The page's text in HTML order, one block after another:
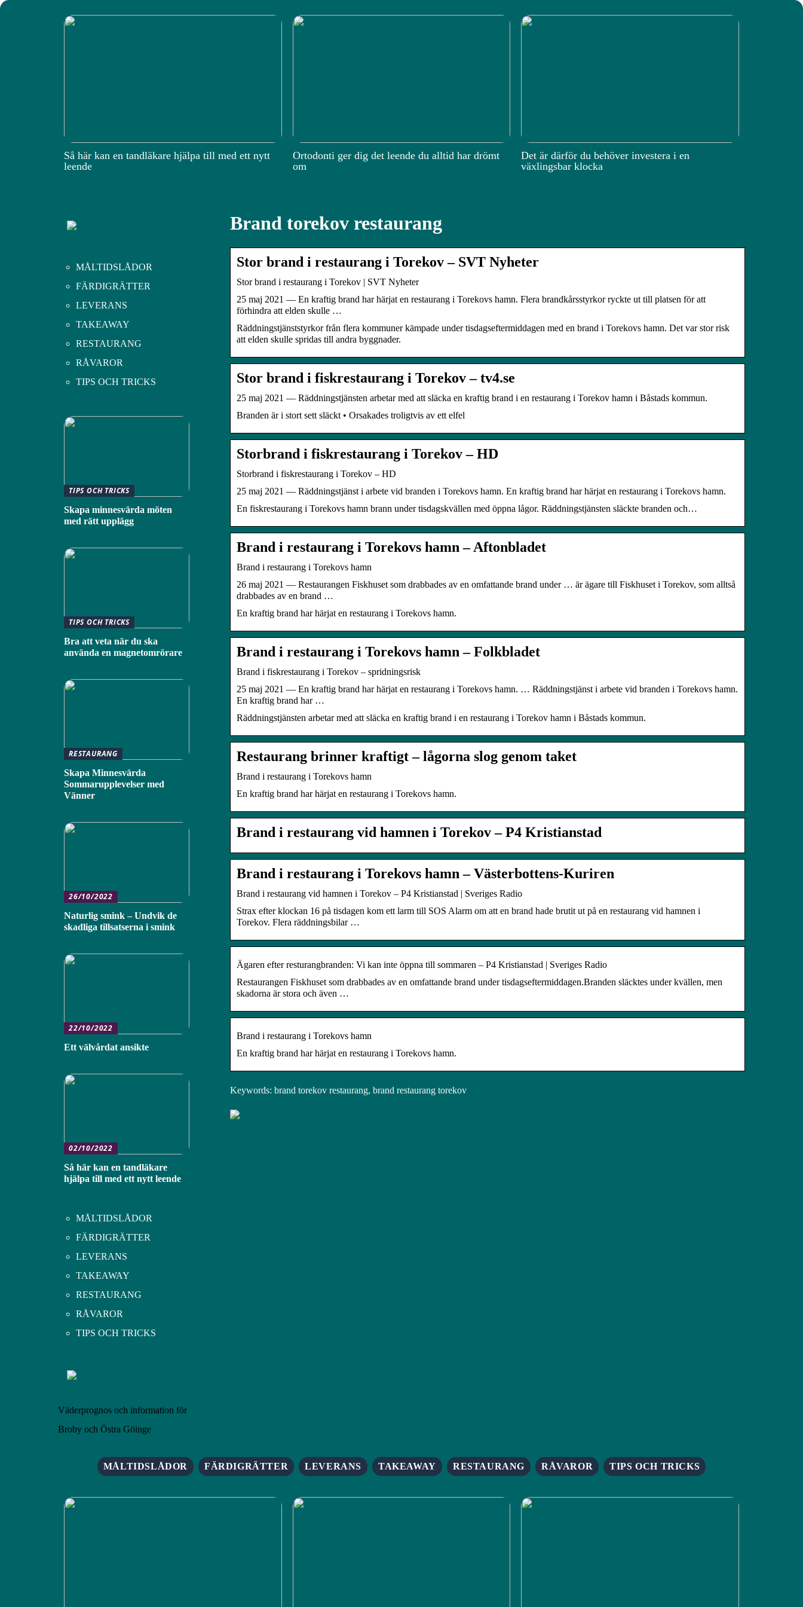
Så här kan en tandläkare hjälpa till med ett nytt
leende
Ortodonti ger dig det leende du alltid har drömt
om
Det är därför du behöver investera i en
växlingsbar klocka
Brand torekov restaurang
Stor brand i restaurang i Torekov – SVT Nyheter
Stor brand i restaurang i Torekov | SVT Nyheter
25 maj 2021 — En kraftig brand har härjat en restaurang i Torekovs hamn. Flera brandkårsstyrkor ryckte ut till platsen för att
förhindra att elden skulle …
Räddningstjänststyrkor från flera kommuner kämpade under tisdagseftermiddagen med en brand i Torekovs hamn. Det var stor risk
att elden skulle spridas till andra byggnader.
Stor brand i fiskrestaurang i Torekov – tv4.se
25 maj 2021 — Räddningstjänsten arbetar med att släcka en kraftig brand i en restaurang i Torekov hamn i Båstads kommun.
Branden är i stort sett släckt • Orsakades troligtvis av ett elfel
Storbrand i fiskrestaurang i Torekov – HD
Storbrand i fiskrestaurang i Torekov – HD
25 maj 2021 — Räddningstjänst i arbete vid branden i Torekovs hamn. En kraftig brand har härjat en restaurang i Torekovs hamn.
En fiskrestaurang i Torekovs hamn brann under tisdagskvällen med öppna lågor. Räddningstjänsten släckte branden och…
Brand i restaurang i Torekovs hamn – Aftonbladet
Brand i restaurang i Torekovs hamn
26 maj 2021 — Restaurangen Fiskhuset som drabbades av en omfattande brand under … är ägare till Fiskhuset i Torekov, som alltså
drabbades av en brand …
En kraftig brand har härjat en restaurang i Torekovs hamn.
Brand i restaurang i Torekovs hamn – Folkbladet
Brand i fiskrestaurang i Torekov – spridningsrisk
25 maj 2021 — En kraftig brand har härjat en restaurang i Torekovs hamn. … Räddningstjänst i arbete vid branden i Torekovs hamn.
En kraftig brand har …
Räddningstjänsten arbetar med att släcka en kraftig brand i en restaurang i Torekov hamn i Båstads kommun.
Restaurang brinner kraftigt – lågorna slog genom taket
Brand i restaurang i Torekovs hamn
En kraftig brand har härjat en restaurang i Torekovs hamn.
Brand i restaurang vid hamnen i Torekov – P4 Kristianstad
Brand i restaurang i Torekovs hamn – Västerbottens-Kuriren
Brand i restaurang vid hamnen i Torekov – P4 Kristianstad | Sveriges Radio
Strax efter klockan 16 på tisdagen kom ett larm till SOS Alarm om att en brand hade brutit ut på en restaurang vid hamnen i
Torekov. Flera räddningsbilar …
Ägaren efter resturangbranden: Vi kan inte öppna till sommaren – P4 Kristianstad | Sveriges Radio
Restaurangen Fiskhuset som drabbades av en omfattande brand under tisdagseftermiddagen.Branden släcktes under kvällen, men
skadorna är stora och även …
Brand i restaurang i Torekovs hamn
En kraftig brand har härjat en restaurang i Torekovs hamn.
Keywords: brand torekov restaurang, brand restaurang torekov
MÅLTIDSLÅDOR
FÄRDIGRÄTTER
LEVERANS
TAKEAWAY
RESTAURANG
RÅVAROR
TIPS OCH TRICKS
TIPS OCH TRICKS
Skapa minnesvärda möten
med rätt upplägg
TIPS OCH TRICKS
Bra att veta när du ska
använda en magnetomrörare
RESTAURANG
Skapa Minnesvärda
Sommarupplevelser med
Vänner
26/10/2022
Naturlig smink – Undvik de
skadliga tillsatserna i smink
22/10/2022
Ett välvårdat ansikte
02/10/2022
Så här kan en tandläkare
hjälpa till med ett nytt leende
MÅLTIDSLÅDOR
FÄRDIGRÄTTER
LEVERANS
TAKEAWAY
RESTAURANG
RÅVAROR
TIPS OCH TRICKS
Väderprognos och information för
Broby och Östra Göinge
MÅLTIDSLÅDOR FÄRDIGRÄTTER LEVERANS TAKEAWAY RESTAURANG RÅVAROR TIPS OCH TRICKS